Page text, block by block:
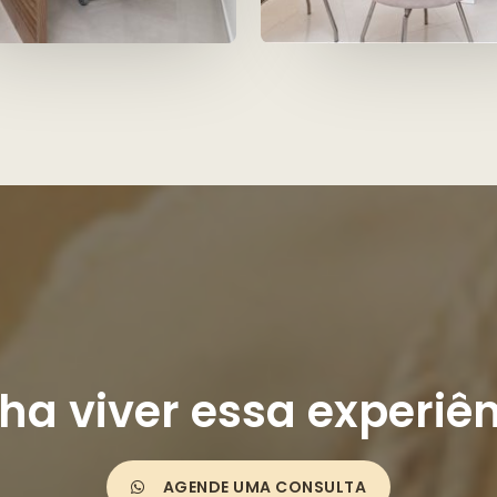
viver essa
AGENDE UMA CONSULTA